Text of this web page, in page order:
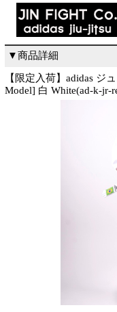
▼商品詳細
【限定入荷】adidas ジ
Model] 白 White(ad-k-jr-